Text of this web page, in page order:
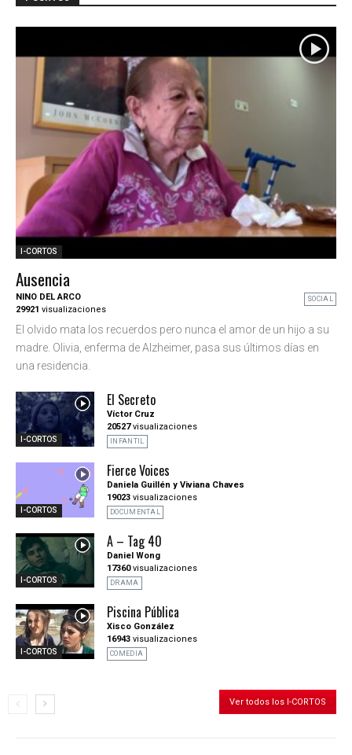
Más votados
Mejor valorados
I-CORTOS
Ausencia
NINO DEL ARCO
29921 visualizaciones
SOCIAL
El olvido mata los recuerdos pero nunca el amor de un hijo a su
madre. Olivia, enferma de Alzheimer, pasa sus últimos días en
una residencia.
I-CORTOS
El Secreto
Víctor Cruz
20527visualizaciones
INFANTIL
I-CORTOS
Fierce Voices
Daniela Guillén y Viviana Chaves
19023 visualizaciones
DOCUMENTAL
I-CORTOS
A – Tag 40
Daniel Wong
17360visualizaciones
DRAMA
I-CORTOS
Piscina Pública
Xisco González
16943 visualizaciones
COMEDIA
Ver todos los I-CORTOS